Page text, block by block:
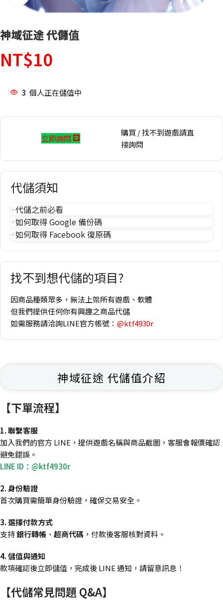
神域征途 代儲值
NT$10
3 個人正在儲值中
立即詢問
購買 / 找不到遊戲請直
接詢問
代儲須知
代儲之前必看
如何取得 Google 備份碼
如何取得 Facebook 復原碼
找不到想代儲的項目?
因商品種類眾多，無法上架所有遊戲、軟體
但我們提供任何你有興趣之商品代儲
如需服務請洽詢LINE官方帳號： @ktf4930r
神域征途 代儲值介紹
【下單流程】
1. 聯繫客服
加入我們的官方 LINE，提供遊戲名稱與商品截圖，客服會報價確認
避免錯誤。
LINE ID：@ktf4930r
2. 身份驗證
首次購買需簡單身份驗證，確保交易安全。
3. 選擇付款方式
支持銀行轉帳 、 超商代碼 ，付款後客服核對資料。
4. 儲值與通知
款項確認後立即儲值，完成後 LINE 通知，請留意訊息！
【代儲常見問題 Q&A】